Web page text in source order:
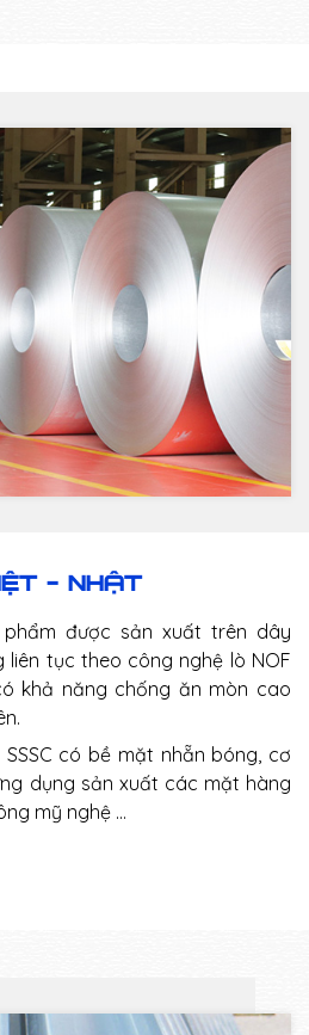
- NHẬT
phẩm được sản xuất trên dây
liên tục theo công nghệ lò NOF
khả năng chống ăn mòn cao
có bề mặt nhẵn bóng, cơ
dụng sản xuất các mặt hàng
mỹ nghệ …